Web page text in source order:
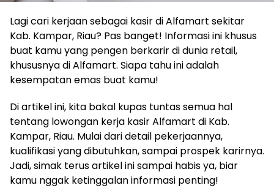
Lagi cari kerjaan sebagai kasir di Alfamart sekitar
Kab. Kampar, Riau? Pas banget! Informasi ini khusus
buat kamu yang pengen berkarir di dunia retail,
khususnya di Alfamart. Siapa tahu ini adalah
kesempatan emas buat kamu!
Di artikel ini, kita bakal kupas tuntas semua hal
tentang lowongan kerja kasir Alfamart di Kab.
Kampar, Riau. Mulai dari detail pekerjaannya,
kualifikasi yang dibutuhkan, sampai prospek karirnya.
Jadi, simak terus artikel ini sampai habis ya, biar
kamu nggak ketinggalan informasi penting!